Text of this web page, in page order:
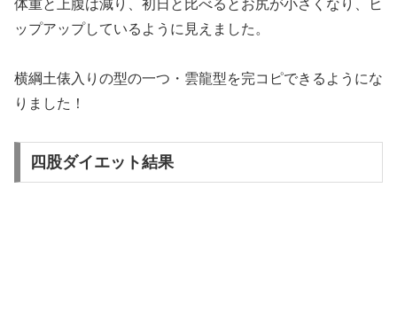
体重と上腹は減り、初日と比べるとお尻が小さくなり、ヒ
ップアップしているように見えました。
横綱土俵入りの型の一つ・雲龍型を完コピできるようにな
りました！
四股ダイエット結果